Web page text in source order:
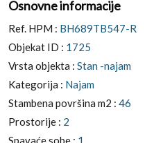
Osnovne informacije
Ref. HPM : BH689TB547-R
Objekat ID : 1725
Vrsta objekta : Stan -najam
Kategorija : Najam
Stambena površina m2 : 46
Prostorije : 2
Spavaće sobe : 1